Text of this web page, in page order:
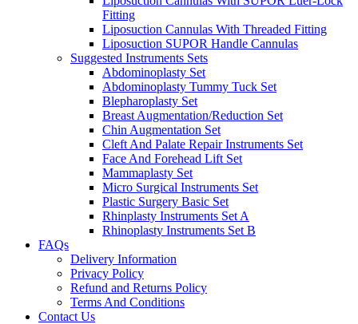
Fitting
Liposuction Cannulas With Threaded Fitting
Liposuction SUPOR Handle Cannulas
Suggested Instruments Sets
Abdominoplasty Set
Abdominoplasty Tummy Tuck Set
Blepharoplasty Set
Breast Augmentation/Reduction Set
Chin Augmentation Set
Cleft And Palate Repair Instruments Set
Face And Forehead Lift Set
Mammaplasty Set
Micro Surgical Instruments Set
Plastic Surgery Basic Set
Rhinplasty Instruments Set A
Rhinoplasty Instruments Set B
FAQs
Delivery Information
Privacy Policy
Refund and Returns Policy
Terms And Conditions
Contact Us